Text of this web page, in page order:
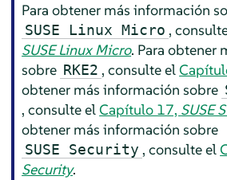
Para obtener más información
SUSE Linux Micro ,
SUSE Linux Micro. Para obtener
sobre RKE2 , consulte el
obtener más información sobre
, consulte elCapítulo 17, SUSE
obtener más información sobre
SUSE Security , consulte el
Security.